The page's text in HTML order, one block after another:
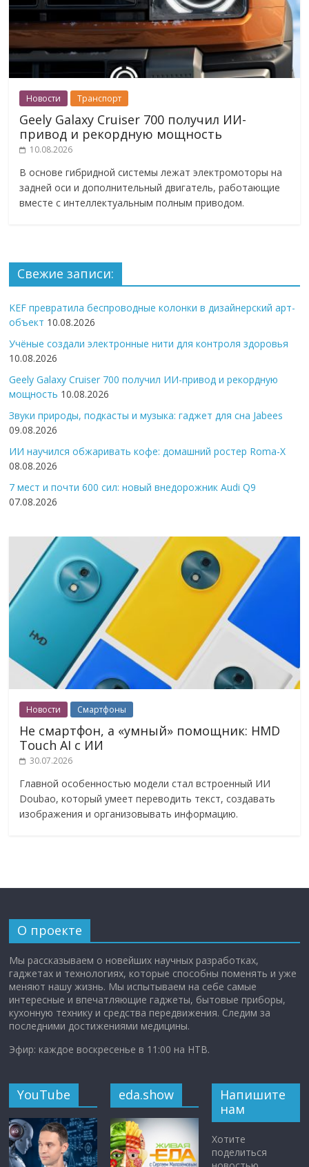
Новости Транспорт
Geely Galaxy Cruiser 700 получил ИИ-
привод и рекордную мощность
10.08.2026
В основе гибридной системы лежат электромоторы на
задней оси и дополнительный двигатель, работающие
вместе с интеллектуальным полным приводом.
Свежие записи:
KEF превратила беспроводные колонки в дизайнерский арт-
объект 10.08.2026
Учёные создали электронные нити для контроля здоровья
10.08.2026
Geely Galaxy Cruiser 700 получил ИИ-привод и рекордную
мощность 10.08.2026
Звуки природы, подкасты и музыка: гаджет для сна Jabees
09.08.2026
ИИ научился обжаривать кофе: домашний ростер Roma-X
08.08.2026
7 мест и почти 600 сил: новый внедорожник Audi Q9
07.08.2026
Новости Смартфоны
Не смартфон, а «умный» помощник: HMD
Touch AI с ИИ
30.07.2026
Главной особенностью модели стал встроенный ИИ
Doubao, который умеет переводить текст, создавать
изображения и организовывать информацию.
О проекте
Мы рассказываем о новейших научных разработках,
гаджетах и технологиях, которые способны поменять и уже
меняют нашу жизнь. Мы испытываем на себе самые
интересные и впечатляющие гаджеты, бытовые приборы,
кухонную технику и средства передвижения. Следим за
последними достижениями медицины.
Эфир: каждое воскресенье в 11:00 на НТВ.
YouTube eda.show
Напишите
нам
Хотите
поделиться